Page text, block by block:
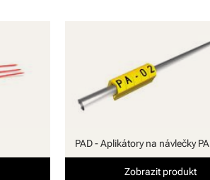
PAD - Aplikátory na návlečky PA
Zobrazit produkt